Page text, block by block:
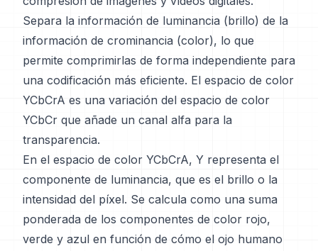
Separa la información de luminancia (brillo) de la
información de crominancia (color), lo que
permite comprimirlas de forma independiente para
una codificación más eficiente. El espacio de color
YCbCrA es una variación del espacio de color
YCbCr que añade un canal alfa para la
transparencia.
En el espacio de color YCbCrA, Y representa el
componente de luminancia, que es el brillo o la
intensidad del píxel. Se calcula como una suma
ponderada de los componentes de color rojo,
verde y azul en función de cómo el ojo humano